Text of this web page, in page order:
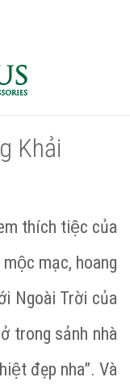
Khải
thích tiệc của
mạc, hoang
Ngoài Trời của
trong sảnh nhà
đẹp nha”. Và